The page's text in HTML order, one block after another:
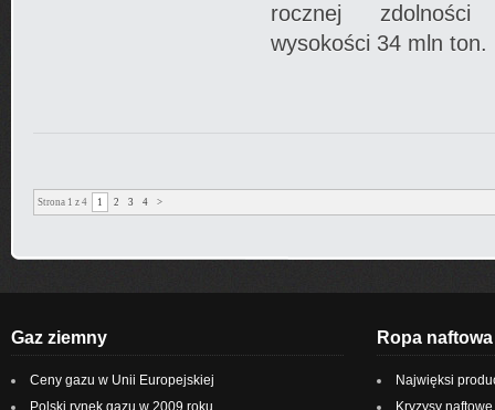
rocznej zdolności
wysokości 34 mln ton.
Strona 1 z 4 1 2 3 4 >
Gaz ziemny
Ceny gazu w Unii Europejskiej
Polski rynek gazu w 2009 roku
Ropa naftowa
Najwięksi
Kryzysy naftowe